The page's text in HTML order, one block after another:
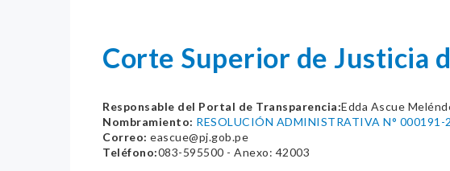
Corte Superior de Justicia
Responsable del Portal de Transparencia:Edda Ascue
Nombramiento: RESOLUCIÓN ADMINISTRATIVA N° 000191-
Correo: eascue@pj.gob.pe
Teléfono:083-595500 - Anexo: 42003